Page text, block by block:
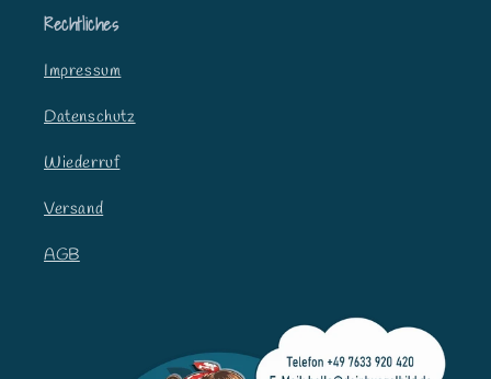
Rechtliches
Impressum
Datenschutz
Wiederruf
Versand
AGB